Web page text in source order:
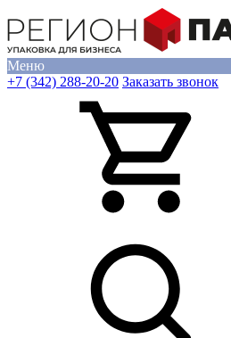
Меню
+7 (342) 288-20-20 Заказать звонок